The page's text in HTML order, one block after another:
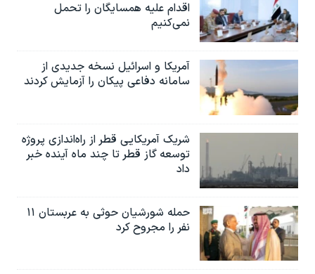
اقدام علیه همسایگان را تحمل
نمی‌کنیم
آمریکا و اسرائیل نسخه جدیدی از
سامانه دفاعی پیکان را آزمایش کردند
شریک آمریکایی قطر از راه‌اندازی پروژه
توسعه گاز قطر تا چند ماه آینده خبر
داد
حمله شورشیان حوثی به عربستان ۱۱
نفر را مجروح کرد